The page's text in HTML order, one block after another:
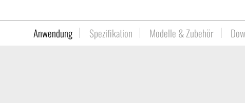
Anwendung Spezifikation Modelle & Zubehör